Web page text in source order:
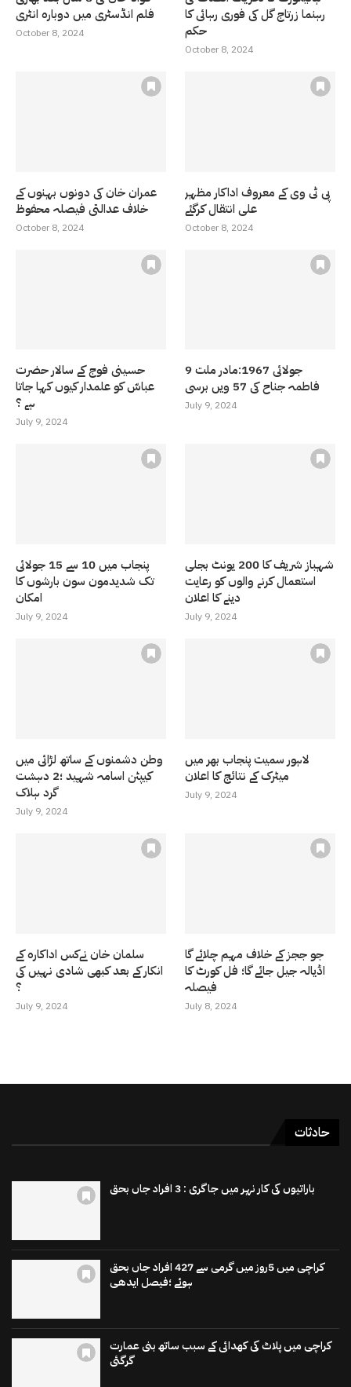
فلم انڈسٹری میں دوبارہ انٹری
October 8, 2024
رہنما زرتاج گل کی فوری رہائی کا
حکم
October 8, 2024
عمران خان کی دونوں بہنوں کے
خلاف عدالتی فیصلہ محفوظ
October 8, 2024
پی ٹی وی کے معروف اداکار مظہر
علی انتقال کرگئے
October 8, 2024
حسینی فوج کے سالار حضرت
عباسّ کو علمدار کیوں کہا جاتا
ہے ؟
July 9, 2024
9 جولائی 1967:مادر ملت
فاطمہ جناح کی 57 ویں برسی
July 9, 2024
پنجاب میں 10 سے 15 جولائی
تک شدیدمون سون بارشوں کا
امکان
July 9, 2024
شہباز شریف کا 200 یونٹ بجلی
استعمال کرنے والوں کو رعایت
دینے کا اعلان
July 9, 2024
وطن دشمنوں کے ساتھ لڑائی میں
کیپٹن اسامہ شہید ؛2 دہشت
گرد ہلاک
July 9, 2024
لاہور سمیت پنجاب بھر میں
میٹرک کے نتائج کا اعلان
July 9, 2024
سلمان خان نےکس اداکارہ کے
انکار کے بعد کبھی شادی نہیں کی
؟
July 9, 2024
جو ججز کے خلاف مہم چلائے گا
اڈیالہ جیل جائے گا؛ فل کورٹ کا
فیصلہ
July 8, 2024
حادثات
باراتیوں کی کار نہر میں جاگری : 3 افراد جاں بحق
کراچی میں 5روز میں گرمی سے 427 افراد جاں بحق
ہوئے ؛فیصل ایدھی
کراچی میں پلاٹ کی کھدائی کے سبب ساتھ بنی عمارت
گرگئی